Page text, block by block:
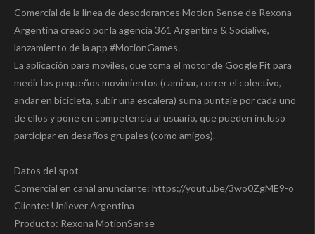
Comercial de la linea de desodorantes Motion Sense de Rexona
Argentina creado por la agencia 361 Argentina & Socialive,
lanzamiento de la app #MotionGames.
La aplicación para moviles, que toma el motor de Google Fit para
medir los pequeños movimientos (caminar, correr el colectivo,
andar en bicicleta, subir una escalera) suma puntaje por cada uno
de ellos y pone en competencia al usuario, que pueden incluso
participar en desafíos grupales (como amigos).
Datos del spot
Comercial en canal anunciante: https://youtu.be/3wo0ZgME9-o
Cliente: Unilever Argentina
Producto: Rexona MotionSense